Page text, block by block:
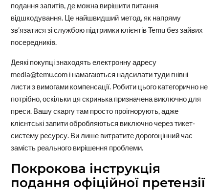
подання запитів, де можна вирішити питання
відшкодування. Це найшвидший метод, як напряму
зв’язатися зі службою підтримки клієнтів Temu без зайвих
посередників.
Деякі покупці знаходять електронну адресу
media@temu.com і намагаються надсилати туди гнівні
листи з вимогами компенсації. Робити цього категорично не
потрібно, оскільки ця скринька призначена виключно для
преси. Вашу скаргу там просто проігнорують, адже
клієнтські запити обробляються виключно через тикет-
систему ресурсу. Ви лише витратите дорогоцінний час
замість реального вирішення проблеми.
Покрокова інструкція
подання офіційної претензії